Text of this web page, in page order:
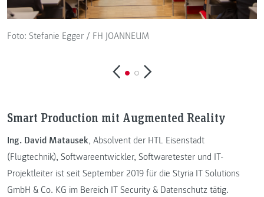
Foto: Stefanie Egger / FH JOANNEUM
Smart Production mit Augmented Reality
Ing. David Matausek, Absolvent der HTL Eisenstadt
(Flugtechnik), Softwareentwickler, Softwaretester und IT-
Projektleiter ist seit September 2019 für die Styria IT Solutions
GmbH & Co. KG im Bereich IT Security & Datenschutz tätig.